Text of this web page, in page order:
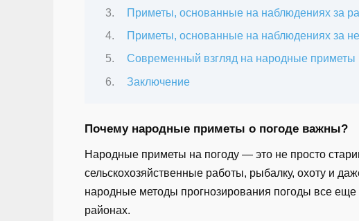
Приметы, основанные на наблюдениях за
Приметы, основанные на наблюдениях за
Современный взгляд на народные приметы
Заключение
Почему народные приметы о погоде важны?
Народные приметы на погоду — это не просто
сельскохозяйственные работы, рыбалку, охоту и
народные методы прогнозирования погоды все
районах.